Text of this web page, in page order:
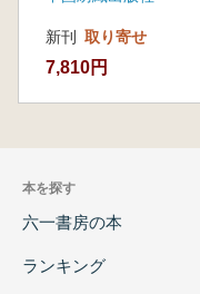
新刊 取り寄せ
7,810円
本を探す
六一書房の本
ランキング